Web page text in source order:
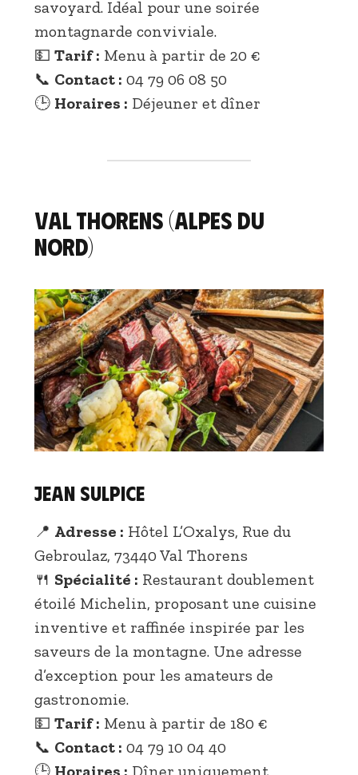
savoyard. Idéal pour une soirée
montagnarde conviviale.
💵 Tarif : Menu à partir de 20 €
📞 Contact : 04 79 06 08 50
🕒 Horaires : Déjeuner et dîner
Val Thorens (Alpes du
Nord)
Jean Sulpice
📍 Adresse : Hôtel L’Oxalys, Rue du
Gebroulaz, 73440 Val Thorens
🍴 Spécialité : Restaurant doublement
étoilé Michelin, proposant une cuisine
inventive et raffinée inspirée par les
saveurs de la montagne. Une adresse
d’exception pour les amateurs de
gastronomie.
💵 Tarif : Menu à partir de 180 €
📞 Contact : 04 79 10 04 40